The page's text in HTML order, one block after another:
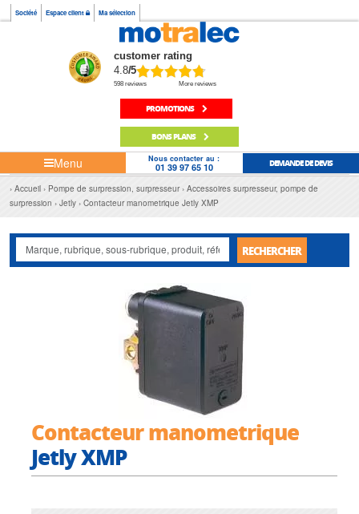
Société Espace client Ma sélection
customer rating
4.8/5
598 reviews More reviews
PROMOTIONS
BONS PLANS
Menu Nous contacter au :
01 39 97 65 10 DEMANDE DE DEVIS
Accueil Pompe de surpression, surpresseur
Accessoires surpresseur, pompe de
surpression
Jetly Contacteur manometrique Jetly XMP
RECHERCHER
Contacteur manometrique
Jetly XMP